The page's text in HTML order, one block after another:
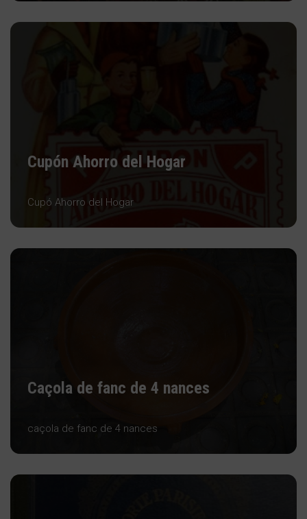
Cupón Ahorro del Hogar
Cupó Ahorro del Hogar
Caçola de fanc de 4 nances
caçola de fanc de 4 nances